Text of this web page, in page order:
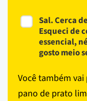
Sal. Cerca
Esqueci de
essencial,
gosto meio
Você também
pano de prato